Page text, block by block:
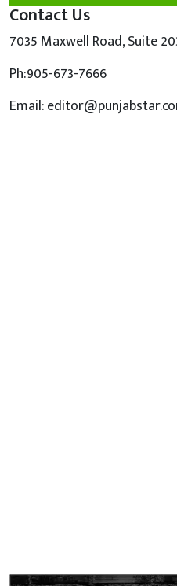
Contact Us
7035 Maxwell Road, Suite
Ph:905-673-7666
Email: